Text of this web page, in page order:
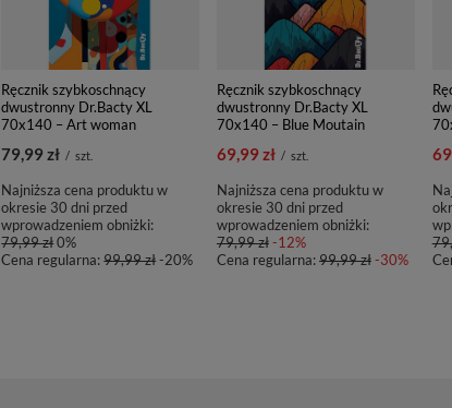
Ręcznik szybkoschnący
dwustronny Dr.Bacty XL
70x140 – Art woman
79,99 zł / szt.
Najniższa cena produktu w
okresie 30 dni przed
wprowadzeniem obniżki:
79,99 zł0%
Cena regularna:99,99 zł-20%
Ręcznik szybkoschnący
dwustronny Dr.Bacty XL
70x140 – Blue Moutain
69,99 zł / szt.
Najniższa cena produktu w
okresie 30 dni przed
wprowadzeniem obniżki:
79,99 zł-12%
Cena regularna:99,99 zł-30%